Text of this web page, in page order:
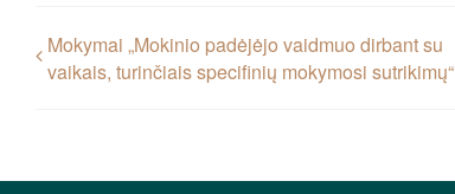
Mokymai „Mokinio padėjėjo vaidmuo dirbant su
vaikais, turinčiais specifinių mokymosi sutrikimų“